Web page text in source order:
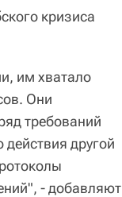
кризиса
им хватало
Они
требований
другой
- добавляют